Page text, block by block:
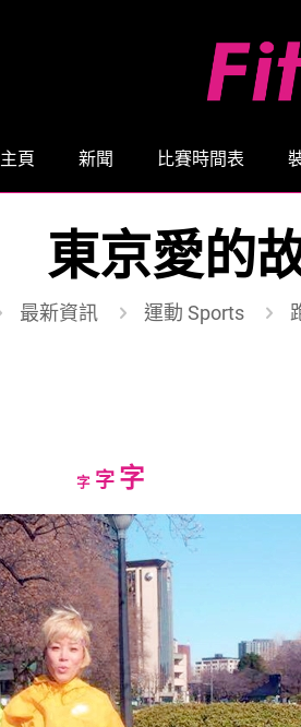
主頁 新聞 比賽時間表
東京愛的
最新資訊 運動 Sports
字Decrease
size.
字Reset
size.
字Increase
font
size.